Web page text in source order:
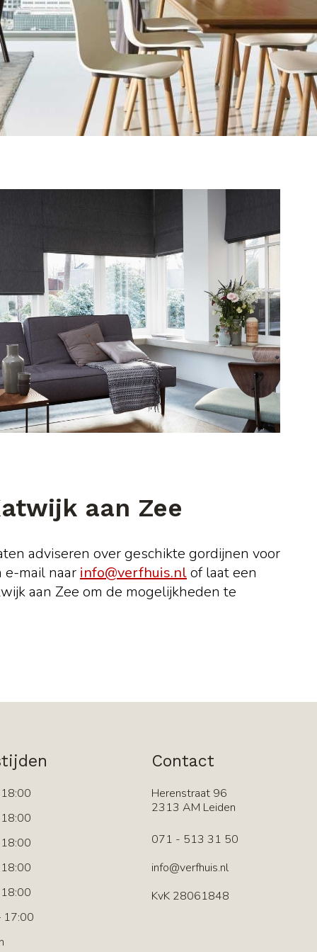
aan Zee
adviseren over geschikte gordijnen voor
e-mail naar info@verfhuis.nlof laat een
aan Zee om de mogelijkheden te
Contact
Herenstraat 96
2313 AM Leiden
071 - 513 31 50
info@verfhuis.nl
KvK 28061848